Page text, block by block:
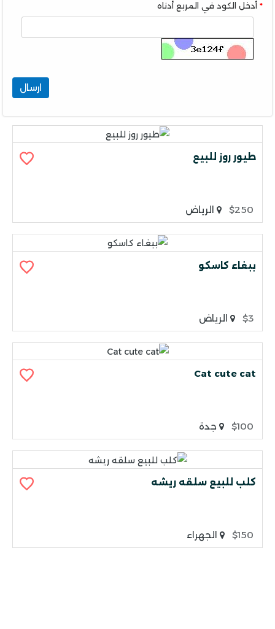
أدخل الكود في المربع أدناه
ارسال
طيور روز للبيع
$250 الرياض
ببغاء كاسكو
$3 الرياض
Cat cute cat
$100 جدة
كلب للبيع سلقه ريشه
$150 الجهراء